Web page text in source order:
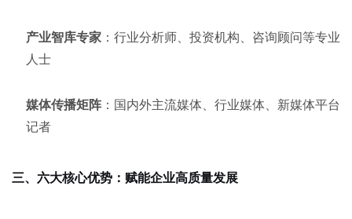
产业智库专家 ：行业分析师、投资机构、咨询顾问等专业
人士
媒体传播矩阵：国内外主流媒体、行业媒体、新媒体平台
记者
三、六大核心优势：赋能企业高质量发展